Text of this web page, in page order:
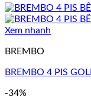
Xem nhanh
BREMBO
BREMBO 4 PIS
-34%